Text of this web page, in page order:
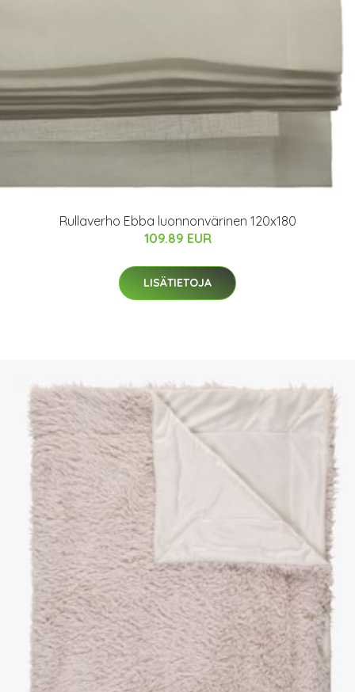
Rullaverho Ebba luonnonvärinen 120x180
109.89 EUR
LISÄTIETOJA